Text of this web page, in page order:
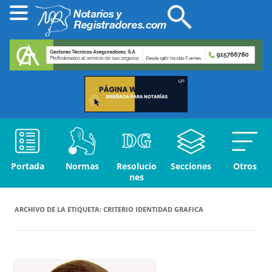
Portada Normas
Resolucio
nes
Secciones Otros
ARCHIVO DE LA ETIQUETA: CRITERIO IDENTIDAD GRAFICA